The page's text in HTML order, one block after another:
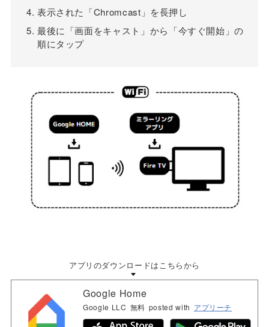
表示された「Chromcast」を長押し
最後に「画面をキャスト」から「今すぐ開始」の
順にタップ
アプリのダウンロードはこちらから
Google Home
Google LLC 無料 posted with アプリーチ